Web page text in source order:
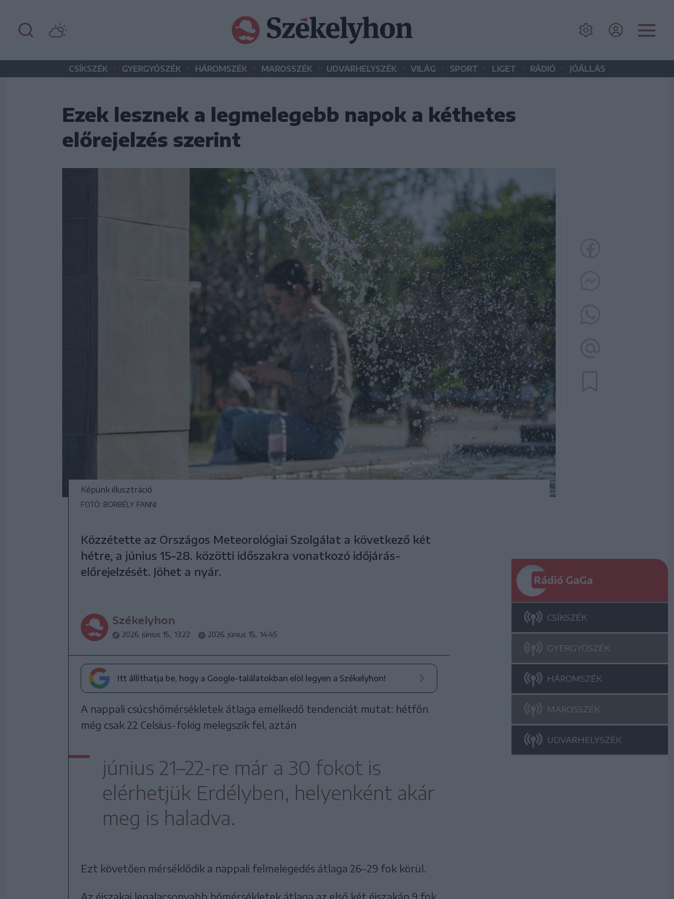
CSÍKSZÉK • GYERGYÓSZÉK • HÁROMSZÉK • MAROSSZÉK • UDVARHELYSZÉK • VILÁG • SPORT • LIGET • RÁDIÓ • JÓÁLLÁS
Ezek lesznek a legmelegebb napok a kéthetes
előrejelzés szerint
Képünk illusztráció
FOTÓ: BORBÉLY FANNI
Közzétette az Országos Meteorológiai Szolgálat a következő két
hétre, a június 15–28. közötti időszakra vonatkozó időjárás-
előrejelzését. Jöhet a nyár.
Székelyhon
2026. június 15., 13:22 2026. június 15., 14:45
Itt állíthatja be, hogy a Google-találatokban elöl legyen a Székelyhon!
A nappali csúcshőmérsékletek átlaga emelkedő tendenciát mutat: hétfőn
még csak 22 Celsius-fokig melegszik fel, aztán
június 21–22-re már a 30 fokot is
elérhetjük Erdélyben, helyenként akár
meg is haladva.
Ezt követően mérséklődik a nappali felmelegedés átlaga 26–29 fok körül.
Az éjszakai legalacsonyabb hőmérsékletek átlaga az első két éjszakán 9 fok
Rádió GaGa
CSÍKSZÉK
GYERGYÓSZÉK
HÁROMSZÉK
MAROSSZÉK
UDVARHELYSZÉK